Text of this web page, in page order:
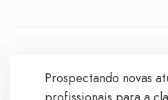
Prospectando novas